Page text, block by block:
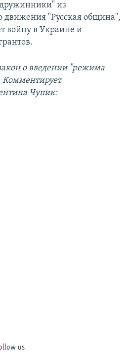
из
движения "Русская община",
войну в Украине и
о введении "режима
Чупик:
us